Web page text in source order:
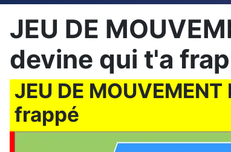
JEU DE
devine qui t'a
JEU DE
frappé